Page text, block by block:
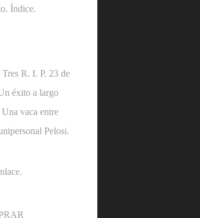
Índice.
R. I. P. 23 de
éxito a largo
vaca entre
Pelosi.